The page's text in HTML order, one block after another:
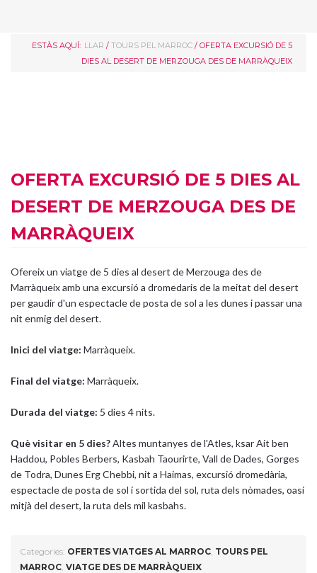
ESTÀS AQUÍ: LLAR / TOURS PEL MARROC / OFERTA EXCURSIÓ DE 5
DIES AL DESERT DE MERZOUGA DES DE MARRÀQUEIX
OFERTA EXCURSIÓ DE 5 DIES AL
DESERT DE MERZOUGA DES DE
MARRÀQUEIX
Ofereix un viatge de 5 dies al desert de Merzouga des de
Marràqueix amb una excursió a dromedaris de la meitat del desert
per gaudir d'un espectacle de posta de sol a les dunes i passar una
nit enmig del desert.
Inici del viatge: Marràqueix.
Final del viatge: Marràqueix.
Durada del viatge: 5 dies 4 nits.
Què visitar en 5 dies?Altes muntanyes de l'Atles, ksar Ait ben
Haddou, Pobles Berbers, Kasbah Taourirte, Vall de Dades, Gorges
de Todra, Dunes Erg Chebbi, nit a Haimas, excursió dromedària,
espectacle de posta de sol i sortida del sol, ruta dels nòmades, oasi
mitjà del desert, la ruta dels mil kasbahs.
Categories: OFERTES VIATGES AL MARROC, TOURS PEL
MARROC, VIATGE DES DE MARRÀQUEIX